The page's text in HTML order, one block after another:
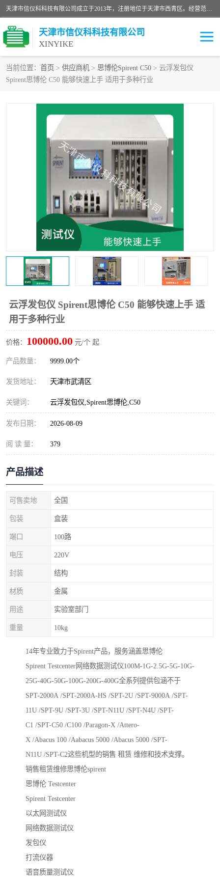
天津市信仪科科技有限公司成立于2013年，注册地位于天津市西青区。经营范围包括计算机软件、电子产品、仪器技术开发、技术转让、技术咨询、技术服务、网络工程、电子监控工程安装等；主要产品有：网络流量测试仪、Ixia XM2、XM12、XGS2、XGS12、400T、1600T、X16网络协议分析仪，Agilent N2X 等等各种型号，欢迎来电咨询。
天津市信仪科科技有限公司
XINYIKE
当前位置： 首页 > 供应商机 > 思博伦Spirent C50 > 云浮发包仪
Spirent思博伦 C50 能够快速上手 适用于多种行业
云浮发包仪 Spirent思博伦 C50 能够快速上手 适
用于多种行业
价格： 100000.00 元/个 起
产品数量： 9999.00个
发货地址： 天津市武清区
关键词： 云浮发包仪,Spirent思博伦,C50
发布日期： 2026-08-09
阅 读 量： 379
产品描述
可售卖地 全国
包装 盒装
端口 100路
电压 220V
封装 结构
材质 金属
用途 实验室部门
重量 10kg
14年专业致力于Spirent产品，服务涵盖思博伦
Spirent Testcenter网络数据测试仪100M-1G-2.5G-5G-10G-
25G-40G-50G-100G-200G-400G全系列提供包涵不于
SPT-2000A /SPT-2000A-HS /SPT-2U /SPT-9000A /SPT-
11U /SPT-9U /SPT-3U /SPT-N11U /SPT-N4U /SPT-
C1 /SPT-C50 /C100 /Paragon-X /Attero-
X /Abacus 100 /Aabacus 5000 /Abacus 5000 /SPT-
N11U /SPT-C2这些机型的销售 租赁 维修和技术支撑。
销售租赁维修思博伦spirent
思博伦 Testcenter
Spirent Testcenter
以太网测试仪
网络数据测试仪
发包仪
打流仪器
语音质量测试仪
思博伦Spirent C50 思博伦Spirent C1
思博伦Spirent N11U 思博伦Spirent SPT-2U
思博伦600B 思博伦SPT-2000A-HS
思博伦Spirent SPT-3U 思博伦TestCenter
发包仪IXIA XGS2 思博伦Spirent SPT-9000A